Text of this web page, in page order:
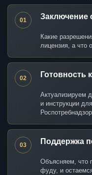
01 Заключение
Какие
лицензия, а что
02 Готовность
Актуализируем
и инструкции
03 Поддержка
Объясняем, что
фуду, и